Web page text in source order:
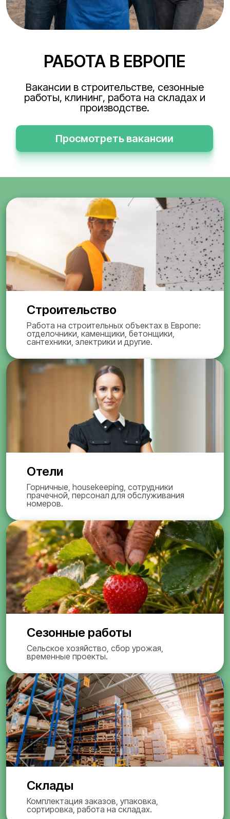
РАБОТА В ЕВРОПЕ
Вакансии в строительстве, сезонные
работы, клининг, работа на складах и
производстве.
Просмотреть вакансии
Строительство
Работа на строительных объектах в Европе:
отделочники, каменщики, бетонщики,
сантехники, электрики и другие.
Отели
Горничные, housekeeping, сотрудники
прачечной, персонал для обслуживания
номеров.
Сезонные работы
Сельское хозяйство, сбор урожая,
временные проекты.
Склады
Комплектация заказов, упаковка,
сортировка, работа на складах.